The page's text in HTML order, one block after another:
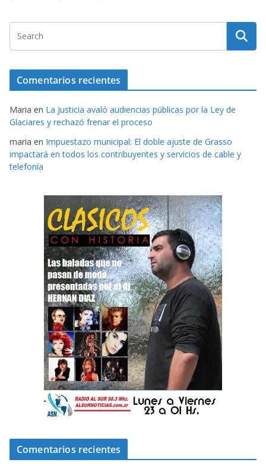
Comentarios recientes
Maria en La Justicia avaló audiencias públicas por la Ley de
Glaciares y rechazó frenar el proceso
maria en Impuestazo municipal: El doble ajuste de Grasso
impactará en todos los contribuyentes y servicios de cable y
telefonía
Comentarios recientes